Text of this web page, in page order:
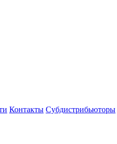
Контакты Субдистрибьюторы